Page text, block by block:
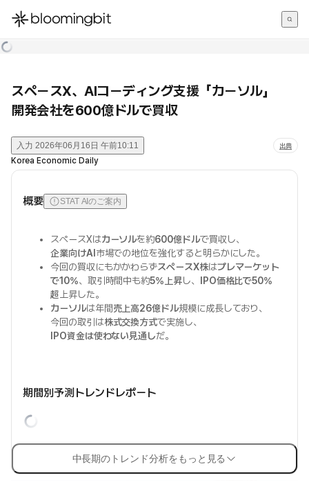
한국어
スペースX、AIコーディング支援「カーソル」
開発会社を600億ドルで買収
入力 2026年06月16日 午前10:11 出典
Korea Economic Daily
概要 STAT AIのご案内
スペースXはカーソルを約600億ドルで買収し、
企業向けAI 市場での地位を強化すると明らかにした。
今回の買収にもかかわらずスペースX株はプレマーケット
で10%、取引時間中も約5%上昇し、
IPO価格比で50%
超 上昇した。
カーソルは年間売上高26億ドル規模に成長しており、
今回の取引は株式交換方式で実施し、
IPO資金は使わない見通しだ。
期間別予測トレンドレポート
中長期のトレンド分析をもっと見る